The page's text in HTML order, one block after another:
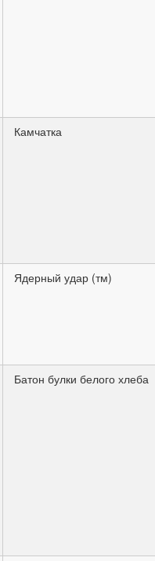
Камчатка
Ядерный удар (тм)
Батон булки белого хлеба